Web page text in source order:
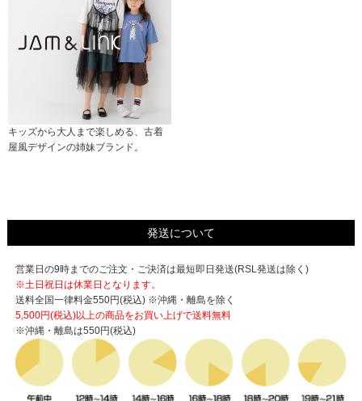
キッズから大人まで楽しめる、古着
屋風デザインの姉妹ブランド。
発送について
営業日の9時までのご注文・ご決済は最短即日発送(RSL発送は除く)
※土日祝日は休業日となります。
送料全国一律料金550円(税込) ※沖縄・離島を除く
5,500円(税込)以上の商品をお買い上げで送料無料
※沖縄・離島は550円(税込)